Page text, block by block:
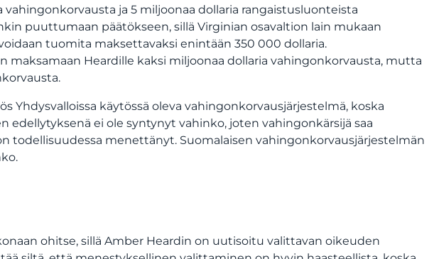
vahingonkorvausta ja 5 miljoonaa dollaria rangaistusluonteista
puuttumaan päätökseen, sillä Virginian osavaltion lain mukaan
tuomita maksettavaksi enintään 350 000 dollaria.
maksamaan Heardille kaksi miljoonaa dollaria vahingonkorvausta, mutta
Yhdysvalloissa käytössä oleva vahingonkorvausjärjestelmä, koska
edellytyksenä ei ole syntynyt vahinko, joten vahingonkärsijä saa
todellisuudessa menettänyt. Suomalaisen vahingonkorvausjärjestelmän
ohitse, sillä Amber Heardin on uutisoitu valittavan oikeuden